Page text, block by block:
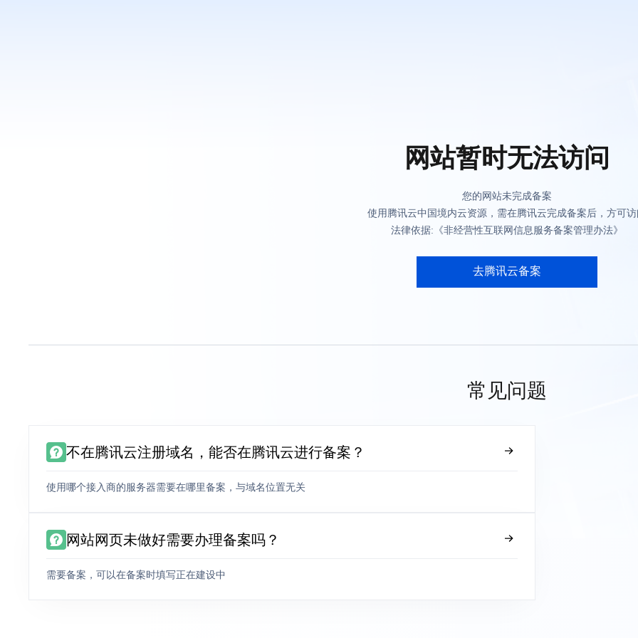
网站暂时无法访问
您的网站未完成备案
使用腾讯云中国境内云资源，需在腾讯云完成备案后，方可
法律依据:《非经营性互联网信息服务备案管理办法》
去腾讯云备案
常见问题
不在腾讯云注册域名，能否在腾讯云进行备案？
使用哪个接入商的服务器需要在哪里备案，与域名位置无关
网站网页未做好需要办理备案吗？
需要备案，可以在备案时填写正在建设中